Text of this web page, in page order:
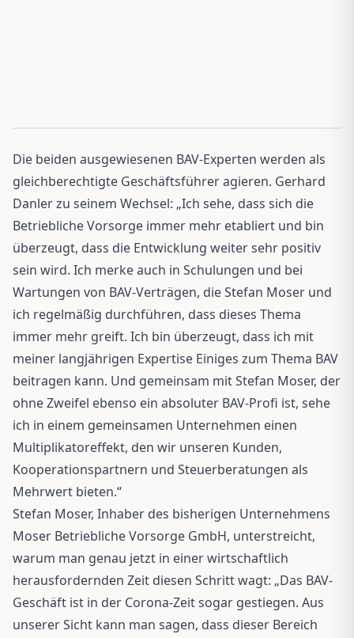
Die beiden ausgewiesenen BAV-Experten werden als
gleichberechtigte Geschäftsführer agieren. Gerhard
Danler zu seinem Wechsel: „Ich sehe, dass sich die
Betriebliche Vorsorge immer mehr etabliert und bin
überzeugt, dass die Entwicklung weiter sehr positiv
sein wird. Ich merke auch in Schulungen und bei
Wartungen von BAV-Verträgen, die Stefan Moser und
ich regelmäßig durchführen, dass dieses Thema
immer mehr greift. Ich bin überzeugt, dass ich mit
meiner langjährigen Expertise Einiges zum Thema BAV
beitragen kann. Und gemeinsam mit Stefan Moser, der
ohne Zweifel ebenso ein absoluter BAV-Profi ist, sehe
ich in einem gemeinsamen Unternehmen einen
Multiplikatoreffekt, den wir unseren Kunden,
Kooperationspartnern und Steuerberatungen als
Mehrwert bieten.“
Stefan Moser, Inhaber des bisherigen Unternehmens
Moser Betriebliche Vorsorge GmbH, unterstreicht,
warum man genau jetzt in einer wirtschaftlich
herausfordernden Zeit diesen Schritt wagt: „Das BAV-
Geschäft ist in der Corona-Zeit sogar gestiegen. Aus
unserer Sicht kann man sagen, dass dieser Bereich